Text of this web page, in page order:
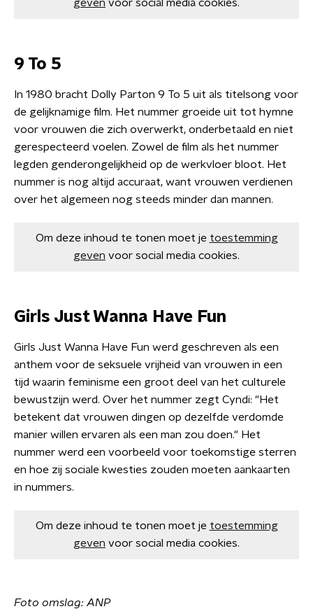
geven voor social media cookies.
9 To 5
In 1980 bracht Dolly Parton 9 To 5 uit als titelsong voor
de gelijknamige film. Het nummer groeide uit tot hymne
voor vrouwen die zich overwerkt, onderbetaald en niet
gerespecteerd voelen. Zowel de film als het nummer
legden genderongelijkheid op de werkvloer bloot. Het
nummer is nog altijd accuraat, want vrouwen verdienen
over het algemeen nog steeds minder dan mannen.
Om deze inhoud te tonen moet je toestemming
geven voor social media cookies.
Girls Just Wanna Have Fun
Girls Just Wanna Have Fun werd geschreven als een
anthem voor de seksuele vrijheid van vrouwen in een
tijd waarin feminisme een groot deel van het culturele
bewustzijn werd. Over het nummer zegt Cyndi: "Het
betekent dat vrouwen dingen op dezelfde verdomde
manier willen ervaren als een man zou doen." Het
nummer werd een voorbeeld voor toekomstige sterren
en hoe zij sociale kwesties zouden moeten aankaarten
in nummers.
Om deze inhoud te tonen moet je toestemming
geven voor social media cookies.
Foto omslag: ANP